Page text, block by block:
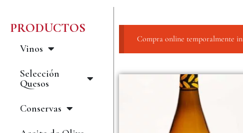
PRODUCTOS
Vinos
Selección
Quesos
Conservas
Compra online temporalmente